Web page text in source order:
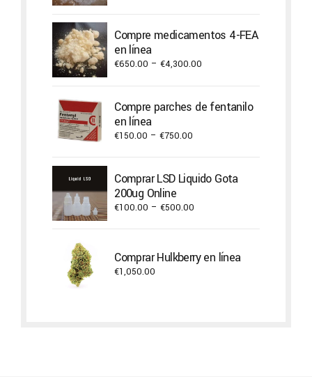
through
Compre medicamentos 4-FEA
en línea
€650.00 – €4,300.00
through
Compre parches de fentanilo
en línea
€150.00 – €750.00
through
Comprar LSD Liquido Gota
200ug Online
€100.00 – €500.00
through
€500.00
Comprar Hulkberry en línea
€1,050.00